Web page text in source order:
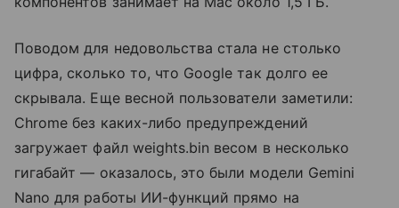
Поводом для недовольства стала не столько
цифра, сколько то, что Google так долго ее
скрывала. Еще весной пользователи заметили:
Chrome без каких-либо предупреждений
загружает файл weights.bin весом в несколько
гигабайт — оказалось, это были модели Gemini
Nano для работы ИИ-функций прямо на